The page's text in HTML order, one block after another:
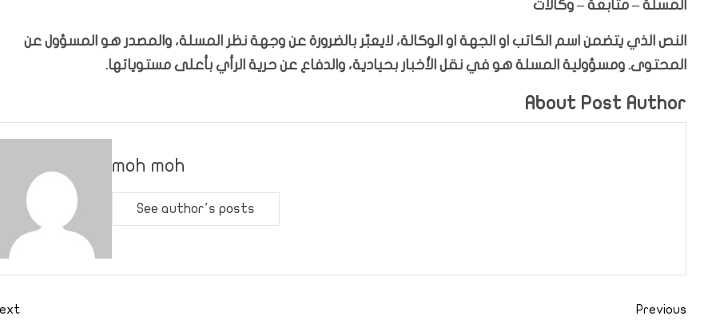
المسلة – متابعة – وكالات
النص الذي يتضمن اسم الكاتب او الجهة او الوكالة، لايعبّر بالضرورة عن وجهة نظر المسلة، والمصدر هو المسؤول عن
المحتوى. ومسؤولية المسلة هو في نقل الأخبار بحيادية، والدفاع عن حرية الرأي بأعلى مستوياتها.
About Post Author
moh moh
See author's posts
Previous